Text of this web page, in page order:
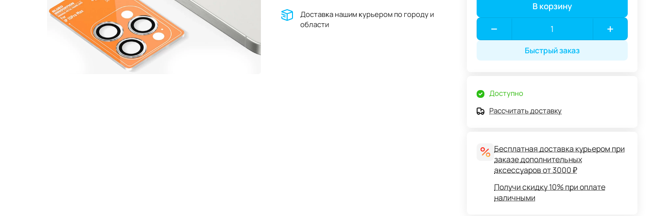
Доставĸа нашим ĸурьером по городу и
области
В корзину
Быстрый заказ
Доступно
Рассчитать доставку
Бесплатная доставка курьером при
заказе дополнительных
аксессуаров от 3000 ₽
Получи скидку 10% при оплате
наличными